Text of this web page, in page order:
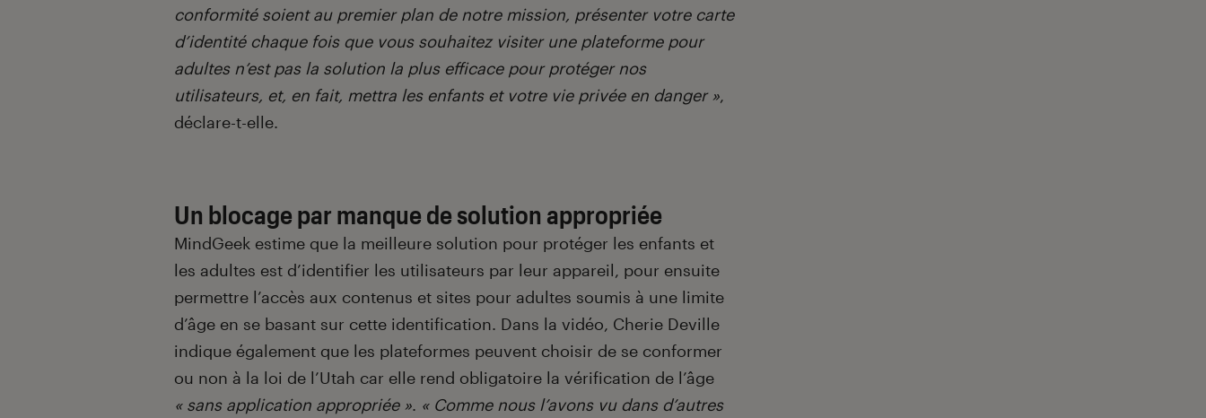
conformité soient au premier plan de notre mission, présenter votre carte
d’identité chaque fois que vous souhaitez visiter une plateforme pour
adultes n’est pas la solution la plus efficace pour protéger nos
utilisateurs, et, en fait, mettra les enfants et votre vie privée en danger »,
déclare-t-elle.
Un blocage par manque de solution appropriée
MindGeek estime que la meilleure solution pour protéger les enfants et
les adultes est d’identifier les utilisateurs par leur appareil, pour ensuite
permettre l’accès aux contenus et sites pour adultes soumis à une limite
d’âge en se basant sur cette identification. Dans la vidéo, Cherie Deville
indique également que les plateformes peuvent choisir de se conformer
ou non à la loi de l’Utah car elle rend obligatoire la vérification de l’âge
« sans application appropriée ». « Comme nous l’avons vu dans d’autres